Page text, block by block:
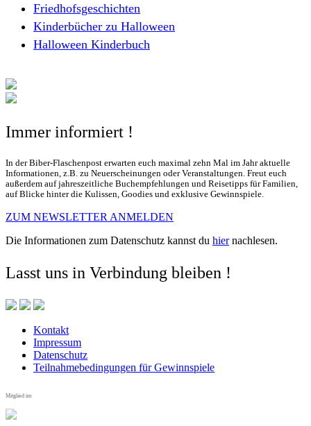
Friedhofsgeschichten
Kinderbücher zu Halloween
Halloween Kinderbuch
Immer informiert !
In der Biber-Flaschenpost erwarten euch maximal zehn Mal im Jahr aktuelle
Informationen, z.B. zu Neuerscheinungen oder Veranstaltungen. Freut euch
außerdem auf jahreszeitliche Buchempfehlungen und Reisetipps für Familien,
auf Blicke hinter die Kulissen, Goodies und exklusive Gewinnspiele.
ZUM NEWSLETTER ANMELDEN
Die Informationen zum Datenschutz kannst du hiernachlesen.
Lasst uns in Verbindung bleiben !
Kontakt
Impressum
Datenschutz
Teilnahmebedingungen für Gewinnspiele
Mitglied im